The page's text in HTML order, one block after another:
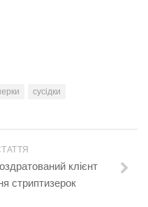
сусідки
клієнт
стриптизерок